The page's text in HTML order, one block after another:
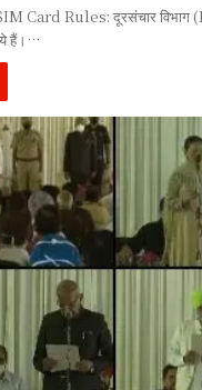
Card Rules: दूरसंचार विभाग
हैं।…